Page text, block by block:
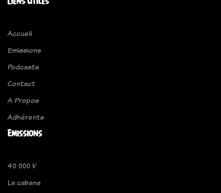
Accueil
Emissions
Podcasts
Contact
A Propos
Adhérents
Emissions
40 000 V
La cabane